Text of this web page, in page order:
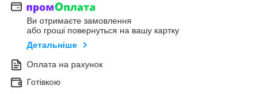
Ви отримаєте замовлення
або гроші повернуться на вашу картку
Детальніше
Оплата на рахунок
Готівкою